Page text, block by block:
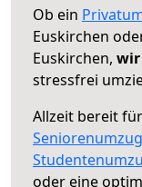
Ob ein
Euskirchen
Euskirchen, wir
stressfrei
Allzeit bereit
Seniorenumzug
oder eine